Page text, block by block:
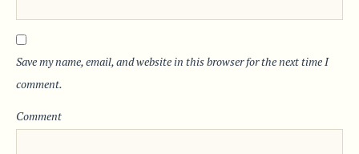
Save my name, email, and website in this browser for the next time I
comment.
Comment